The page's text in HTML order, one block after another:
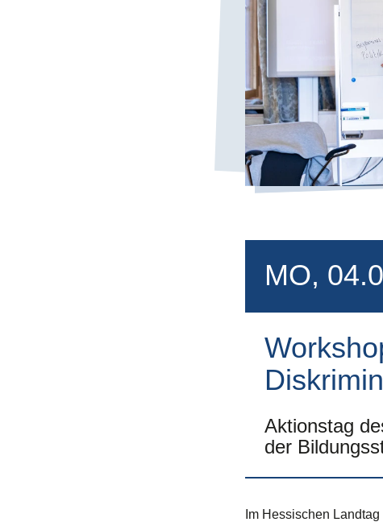
MO,
Aktionstag
der
Im Hessischen